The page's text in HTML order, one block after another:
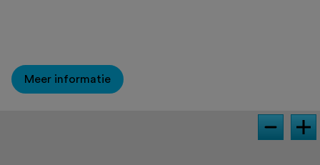
Meer informatie